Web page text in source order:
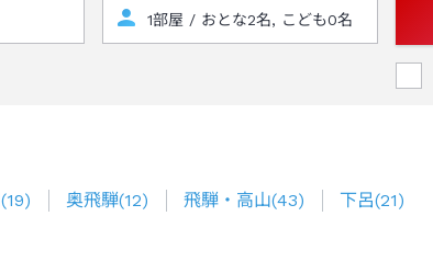
(19) 奥飛騨(12) 飛騨・高山(43) 下呂(21)